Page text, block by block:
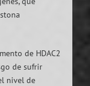
de HDAC2
de sufrir
nivel de